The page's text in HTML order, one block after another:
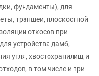
фундаменты), для
траншеи, плоскостной
откосов при
устройства дамб,
угля, хвостохранилищ и
в том числе и при